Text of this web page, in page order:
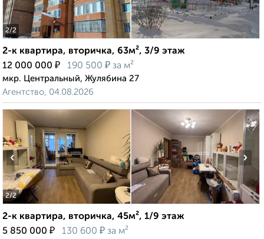
2/2
2-к квартира, вторичка, 63м², 3/9 этаж
12 000 000 ₽ 190 500 ₽ за м²
мкр. Центральный, Жулябина 27
Агентство, 04.08.2026
2/2
‹ ›
2-к квартира, вторичка, 45м², 1/9 этаж
5 850 000 ₽ 130 600 ₽ за м²